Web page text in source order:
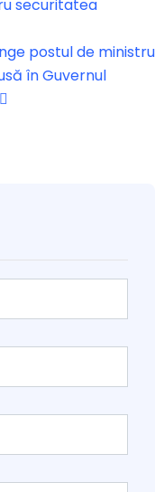
securitatea
postul de ministru
în Guvernul